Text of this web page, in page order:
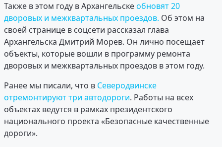
Также в этом году в Архангельскеобновят 20
дворовых и межквартальных проездов. Об этом на
своей странице в соцсети рассказал глава
Архангельска Дмитрий Морев. Он лично посещает
объекты, которые вошли в программу ремонта
дворовых и межквартальных проездов в этом году.
Ранее мы писали, что в Северодвинске
отремонтируют три автодороги. Работы на всех
объектах ведутся в рамках президентского
национального проекта «Безопасные качественные
дороги».